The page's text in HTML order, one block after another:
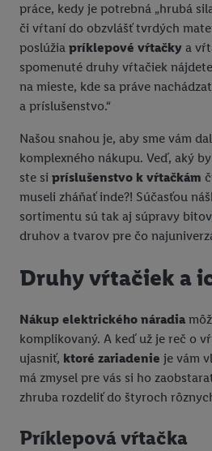
práce, kedy je potrebná „hrubá
či vŕtaní do obzvlášť tvrdých
poslúžia príklepové vŕtačky a
spomenuté druhy vŕtačiek
na mieste, kde sa práve
a príslušenstvo.“
Našou snahou je, aby sme vám
komplexného nákupu. Veď, aký
ste si príslušenstvo k vŕtačkám
museli zháňať inde?! Súčasťou
sortimentu sú tak aj súpravy
druhov a tvarov pre čo
Druhy vŕtačiek a
Nákup elektrického náradia
komplikovaný. A keď už je reč o
ujasniť, ktoré zariadenie je vám
má zmysel pre vás si ho
zhruba rozdeliť do štyroch
Príklepová vŕtačka